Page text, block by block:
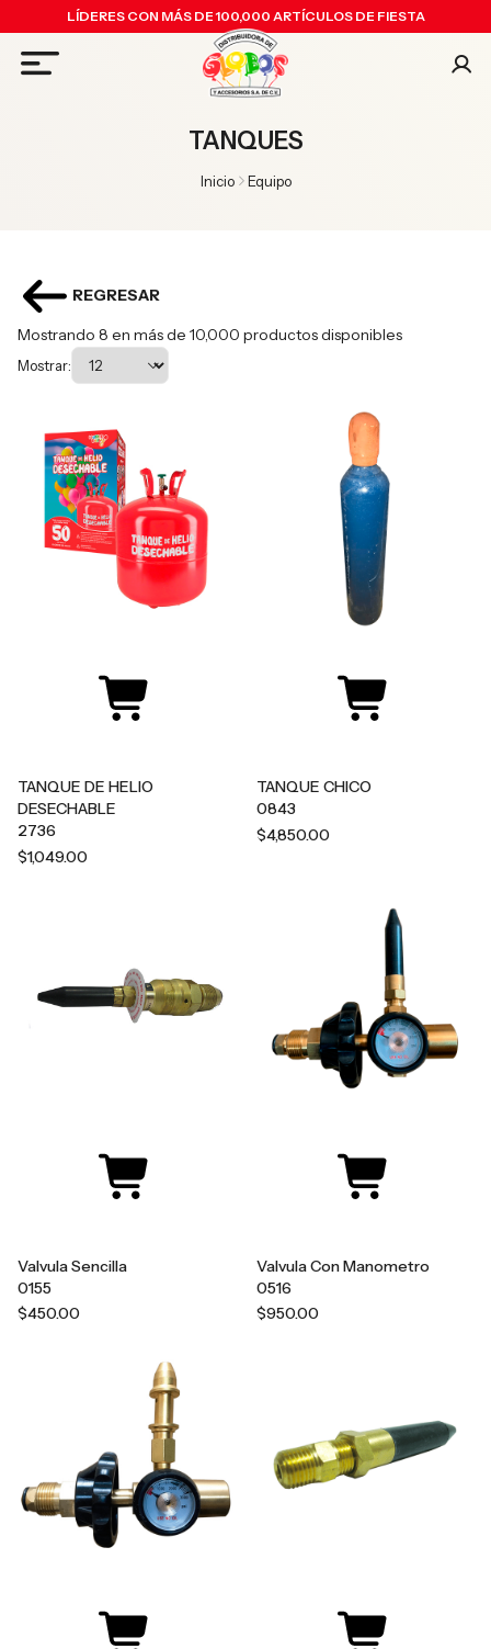
LÍDERES CON MÁS DE 100,000 ARTÍCULOS DE FIESTA
TANQUES
Inicio Equipo
REGRESAR
Mostrando 8 en más de 10,000 productos disponibles
Mostrar:
TANQUE DE HELIO
DESECHABLE
2736
$1,049.00
TANQUE CHICO
0843
$4,850.00
Valvula Sencilla
0155
$450.00
Valvula Con Manometro
0516
$950.00